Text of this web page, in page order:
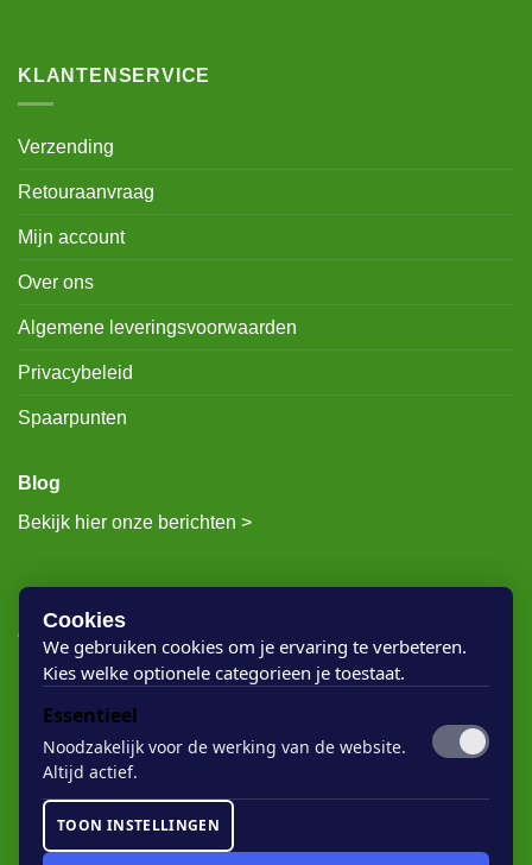
KLANTENSERVICE
Verzending
Retouraanvraag
Mijn account
Over ons
Algemene leveringsvoorwaarden
Privacybeleid
Spaarpunten
Blog
Bekijk hier onze berichten >
Rigostep Skylt
Rubio Monocoat Oil Plus 2c
Houten vloer lak
Floorservice Onderhoudsolie
Rubio Monocoat Soap
Cookies
We gebruiken cookies om je ervaring te verbeteren.
Kies welke optionele categorieen je toestaat.
Essentieel
Noodzakelijk voor de werking van de website.
Altijd actief.
TOON INSTELLINGEN